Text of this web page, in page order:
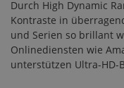
Durch High Dynamic
Kontraste in
und Serien so brillant
Onlinediensten wie
unterstützen Ultra-HD-